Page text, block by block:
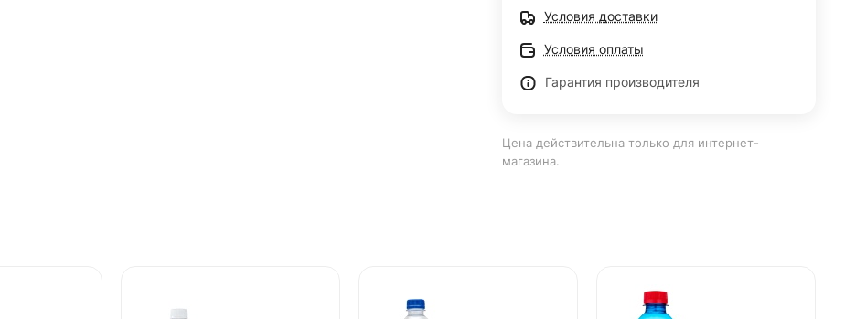
Условия доставки
Условия оплаты
Гарантия производителя
Цена действительна только для интернет-
магазина.